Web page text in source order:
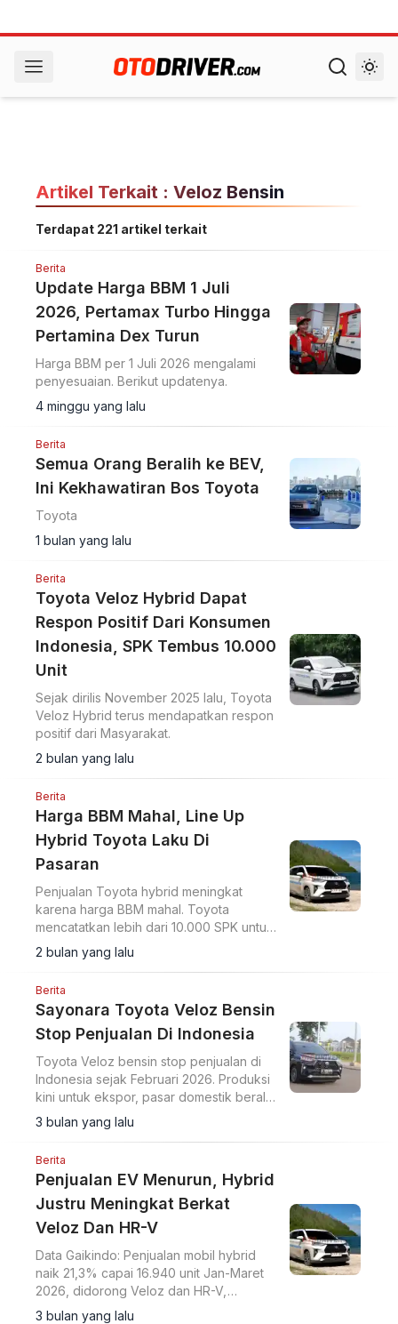
Artikel Terkait : Veloz Bensin
Terdapat 221 artikel terkait
Berita
Update Harga BBM 1 Juli
2026, Pertamax Turbo Hingga
Pertamina Dex Turun
Harga BBM per 1 Juli 2026 mengalami
penyesuaian. Berikut updatenya.
4 minggu yang lalu
Berita
Semua Orang Beralih ke BEV,
Ini Kekhawatiran Bos Toyota
Toyota
1 bulan yang lalu
Berita
Toyota Veloz Hybrid Dapat
Respon Positif Dari Konsumen
Indonesia, SPK Tembus 10.000
Unit
Sejak dirilis November 2025 lalu, Toyota
Veloz Hybrid terus mendapatkan respon
positif dari Masyarakat.
2 bulan yang lalu
Berita
Harga BBM Mahal, Line Up
Hybrid Toyota Laku Di
Pasaran
Penjualan Toyota hybrid meningkat
karena harga BBM mahal. Toyota
mencatatkan lebih dari 10.000 SPK untuk
Veloz Hybrid serta tren kenaikan pada
model Zenix Hybrid di tengah kenaikan
2 bulan yang lalu
Berita
Sayonara Toyota Veloz Bensin
Stop Penjualan Di Indonesia
Toyota Veloz bensin stop penjualan di
Indonesia sejak Februari 2026. Produksi
kini untuk ekspor, pasar domestik beralih
sepenuhnya ke Veloz Hybrid Electric
3 bulan yang lalu
Berita
Penjualan EV Menurun, Hybrid
Justru Meningkat Berkat
Veloz Dan HR-V
Data Gaikindo: Penjualan mobil hybrid
naik 21,3% capai 16.940 unit Jan-Maret
2026, didorong Veloz dan HR-V,
sementara EV menurun.
3 bulan yang lalu